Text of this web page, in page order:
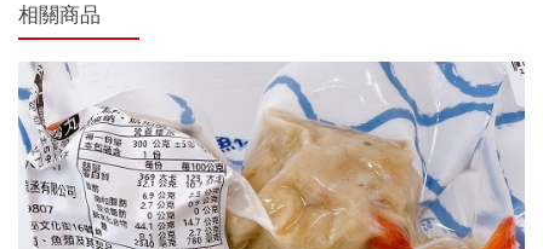
相關商品